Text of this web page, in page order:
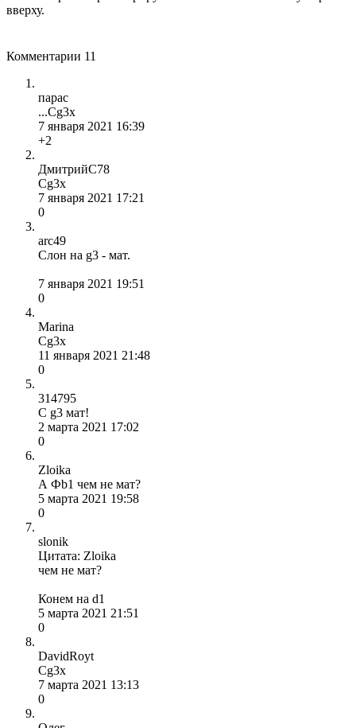
вверху.
Комментарии 11
парас
...Cg3x
7 января 2021 16:39
+2
ДмитрийС78
Сg3x
7 января 2021 17:21
0
arc49
Слон на g3 - мат.
7 января 2021 19:51
0
Marina
Cg3x
11 января 2021 21:48
0
314795
С g3 мат!
2 марта 2021 17:02
0
Zloika
А Фb1 чем не мат?
5 марта 2021 19:58
0
slonik
Цитата: Zloika
чем не мат?
Конем на d1
5 марта 2021 21:51
0
DavidRoyt
Cg3x
7 марта 2021 13:13
0